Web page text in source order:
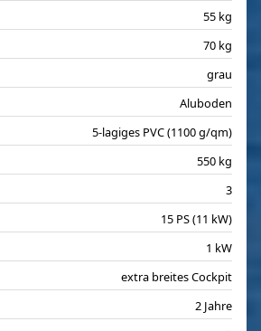
55 kg
70 kg
grau
Aluboden
5-lagiges PVC (1100 g/qm)
550 kg
3
15 PS (11 kW)
1 kW
extra breites Cockpit
2 Jahre